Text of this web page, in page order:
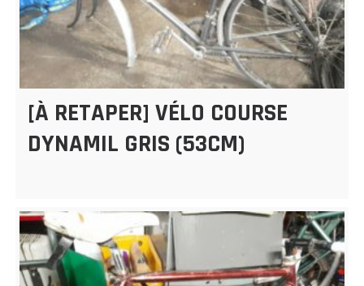
[À RETAPER] VÉLO COURSE
DYNAMIL GRIS (53CM)